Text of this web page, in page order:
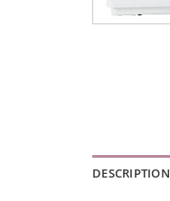
DESCRIPTION